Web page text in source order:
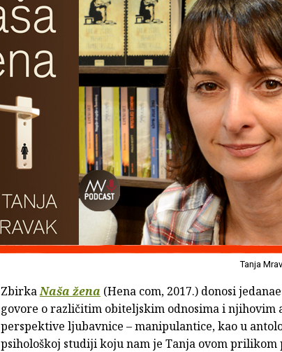
Tanja
ZbirkaNaša žena (Hena com, 2017.) donosi
govore o različitim obiteljskim odnosima i njihovim
perspektive ljubavnice – manipulantice, kao u
psihološkoj studiji koju nam je Tanja ovom prilikom